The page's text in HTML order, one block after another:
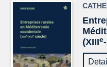
(XIIIe